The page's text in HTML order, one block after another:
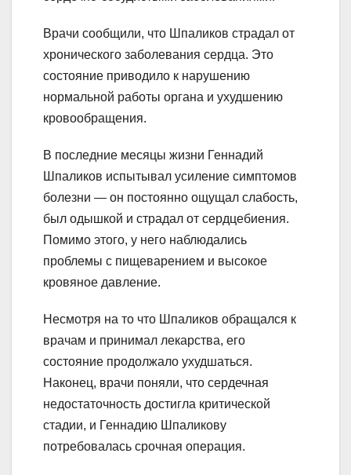
Врачи сообщили, что Шпаликов страдал от
хронического заболевания сердца. Это
состояние приводило к нарушению
нормальной работы органа и ухудшению
кровообращения.
В последние месяцы жизни Геннадий
Шпаликов испытывал усиление симптомов
болезни — он постоянно ощущал слабость,
был одышкой и страдал от сердцебиения.
Помимо этого, у него наблюдались
проблемы с пищеварением и высокое
кровяное давление.
Несмотря на то что Шпаликов обращался к
врачам и принимал лекарства, его
состояние продолжало ухудшаться.
Наконец, врачи поняли, что сердечная
недостаточность достигла критической
стадии, и Геннадию Шпаликову
потребовалась срочная операция.